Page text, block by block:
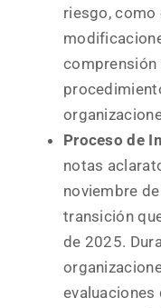
riesgo, como
comprensión
Proceso de
notas
noviembre
transición
de 2025.